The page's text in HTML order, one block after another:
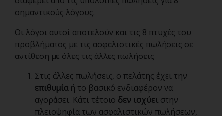
σημαντικούς λόγους.
Οι λόγοι αυτοί αποτελούν και τις 8 πτυχές του
προβλήματος με τις ασφαλιστικές πωλήσεις σε
αντίθεση με όλες τις άλλες πωλήσεις
Στις άλλες πωλήσεις, ο πελάτης έχει την
επιθυμίαή το βασικό ενδιαφέρον να
αγοράσει. Κάτι τέτοιο δεν ισχύει στην
πλειοψηφία των ασφαλιστικών πωλήσεων,